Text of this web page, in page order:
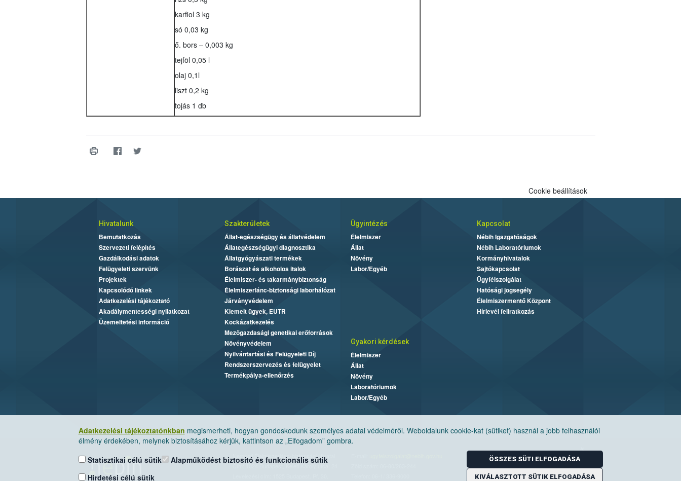
karfiol 3 kg
só 0,03 kg
ő. bors – 0,003 kg
tejföl 0,05 l
olaj 0,1l
liszt 0,2 kg
tojás 1 db
Adatkezelési tájékoztatónkban megismerheti, hogyan gondoskodunk személyes adatai védelméről. Weboldalunk cookie-kat (sütiket) használ a jobb felhasználói
élmény érdekében, melynek biztosításához kérjük, kattintson az „Elfogadom” gombra.
Statisztikai célú sütik
Hirdetési célú sütik
Alapműködést biztosító és funkcionális sütik ÖSSZES SÜTI ELFOGADÁSA
KIVÁLASZTOTT SÜTIK ELFOGADÁSA
Cookie beállítások
Hivatalunk
Bemutatkozás
Szervezeti felépítés
Gazdálkodási adatok
Felügyeleti szervünk
Projektek
Kapcsolódó linkek
Adatkezelési tájékoztató
Akadálymentességi nyilatkozat
Üzemeltetési információ
Szakterületek
Állat-egészségügy és állatvédelem
Állategészségügyi diagnosztika
Állatgyógyászati termékek
Borászat és alkoholos italok
Élelmiszer- és takarmánybiztonság
Élelmiszerlánc-biztonsági laborhálózat
Járványvédelem
Kiemelt ügyek, EUTR
Kockázatkezelés
Mezőgazdasági genetikai erőforrások
Növényvédelem
Nyilvántartási és Felügyeleti Díj
Rendszerszervezés és felügyelet
Termékpálya-ellenőrzés
Ügyintézés
Élelmiszer
Állat
Növény
Labor/Egyéb
Kapcsolat
Nébih Igazgatóságok
Nébih Laboratóriumok
Kormányhivatalok
Sajtókapcsolat
Ügyfélszolgálat
Hatósági jogsegély
Élelmiszermentő Központ
Hírlevél feliratkozás
Gyakori kérdések
Élelmiszer
Állat
Növény
Laboratóriumok
Labor/Egyéb
Nemzeti Élelmiszerlánc-biztonsági Hivatal